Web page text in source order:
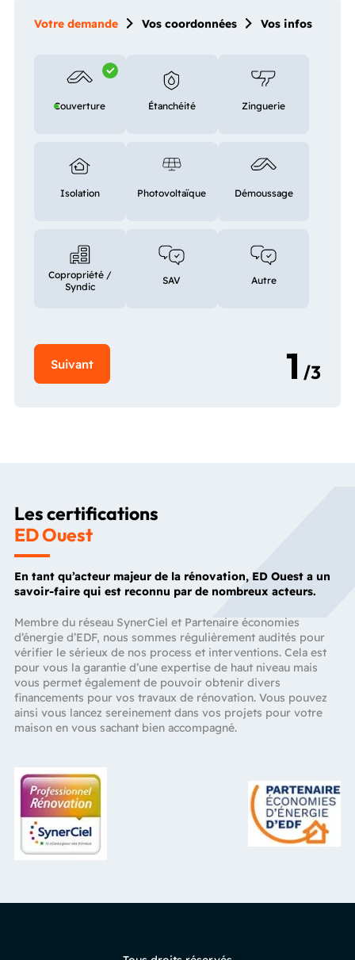
Votre demande Vos coordonnées Vos infos
Couverture Étanchéité Zinguerie
Isolation Photovoltaïque Démoussage
Copropriété /
Syndic
SAV Autre
En tant qu’acteur majeur de la rénovation, ED Ouest a un
savoir-faire qui est reconnu par de nombreux acteurs.
Membre du réseau SynerCiel et Partenaire économies
d’énergie d’EDF, nous sommes régulièrement audités pour
vérifier le sérieux de nos process et interventions. Cela est
pour vous la garantie d’une expertise de haut niveau mais
vous permet également de pouvoir obtenir divers
financements pour vos travaux de rénovation. Vous pouvez
ainsi vous lancez sereinement dans vos projets pour votre
maison en vous sachant bien accompagné.
Les certifications
ED Ouest